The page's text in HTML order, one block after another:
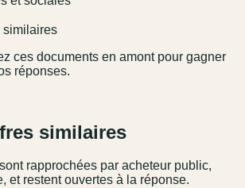
similaires
ces documents en amont pour gagner
réponses.
similaires
rapprochées par acheteur public,
et restent ouvertes à la réponse.